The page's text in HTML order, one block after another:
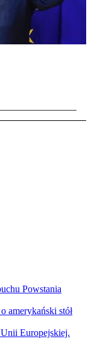
Powstania
amerykański stół
Europejskiej.